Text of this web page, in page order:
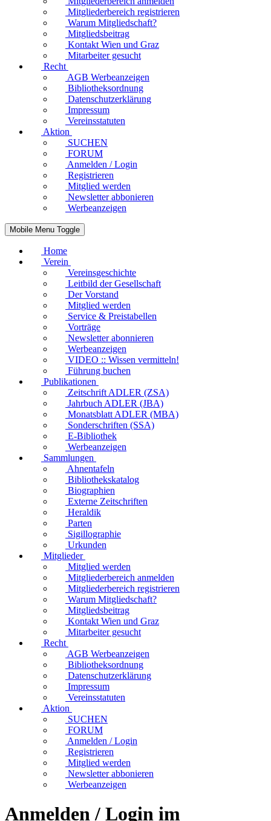
Mitgliederbereich registrieren
Warum Mitgliedschaft?
Mitgliedsbeitrag
Kontakt Wien und Graz
Mitarbeiter gesucht
Recht
AGB Werbeanzeigen
Bibliotheksordnung
Datenschutzerklärung
Impressum
Vereinsstatuten
Aktion
SUCHEN
FORUM
Anmelden / Login
Registrieren
Mitglied werden
Newsletter abbonieren
Werbeanzeigen
Mobile Menu Toggle
Home
Verein
Vereinsgeschichte
Leitbild der Gesellschaft
Der Vorstand
Mitglied werden
Service & Preistabellen
Vorträge
Newsletter abonnieren
Werbeanzeigen
VIDEO :: Wissen vermitteln!
Führung buchen
Publikationen
Zeitschrift ADLER (ZSA)
Jahrbuch ADLER (JBA)
Monatsblatt ADLER (MBA)
Sonderschriften (SSA)
E-Bibliothek
Werbeanzeigen
Sammlungen
Ahnentafeln
Bibliothekskatalog
Biographien
Externe Zeitschriften
Heraldik
Parten
Sigillographie
Urkunden
Mitglieder
Mitglied werden
Mitgliederbereich anmelden
Mitgliederbereich registrieren
Warum Mitgliedschaft?
Mitgliedsbeitrag
Kontakt Wien und Graz
Mitarbeiter gesucht
Recht
AGB Werbeanzeigen
Bibliotheksordnung
Datenschutzerklärung
Impressum
Vereinsstatuten
Aktion
SUCHEN
FORUM
Anmelden / Login
Registrieren
Mitglied werden
Newsletter abbonieren
Werbeanzeigen
Anmelden / Login im